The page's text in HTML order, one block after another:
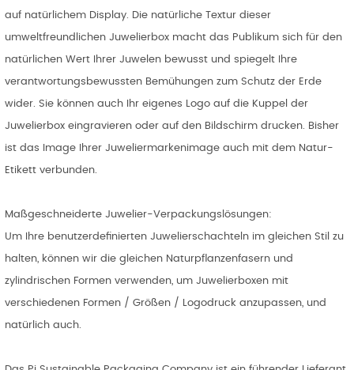
auf natürlichem Display. Die natürliche Textur dieser
umweltfreundlichen Juwelierbox macht das Publikum sich für den
natürlichen Wert Ihrer Juwelen bewusst und spiegelt Ihre
verantwortungsbewussten Bemühungen zum Schutz der Erde
wider. Sie können auch Ihr eigenes Logo auf die Kuppel der
Juwelierbox eingravieren oder auf den Bildschirm drucken. Bisher
ist das Image Ihrer Juweliermarkenimage auch mit dem Natur-
Etikett verbunden.
Maßgeschneiderte Juwelier-Verpackungslösungen:
Um Ihre benutzerdefinierten Juwelierschachteln im gleichen Stil zu
halten, können wir die gleichen Naturpflanzenfasern und
zylindrischen Formen verwenden, um Juwelierboxen mit
verschiedenen Formen / Größen / Logodruck anzupassen, und
natürlich auch.